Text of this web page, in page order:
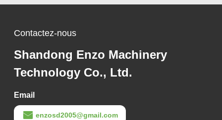
Contactez-nous
Shandong Enzo Machinery
Technology Co., Ltd.
Email
enzosd2005@gmail.com